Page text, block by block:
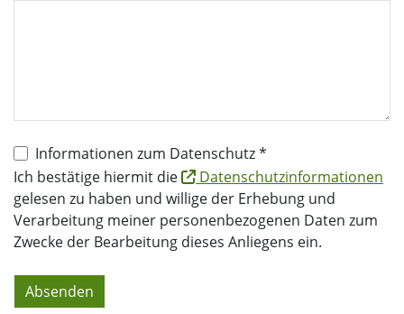
Informationen zum Datenschutz *
Ich bestätige hiermit die
Datenschutzinformationen
gelesen zu haben und willige der Erhebung und
Verarbeitung meiner personenbezogenen Daten zum
Zwecke der Bearbeitung dieses Anliegens ein.
Absenden